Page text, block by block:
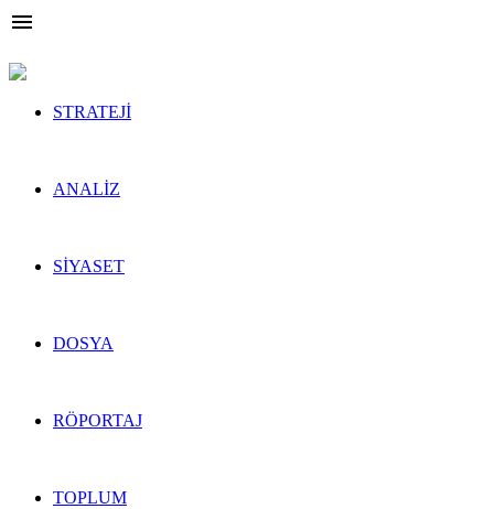

STRATEJİ
ANALİZ
SİYASET
DOSYA
RÖPORTAJ
TOPLUM